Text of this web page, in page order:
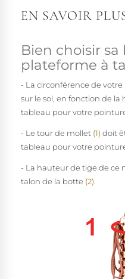
EN SAVOIR
Bien choisir
plateforme à
- La circonférence de
sur le sol, en fonction de
tableau pour votre
- Le tour de mollet (1) doit
tableau pour votre
- La hauteur de tige de ce
talon de la botte (2)